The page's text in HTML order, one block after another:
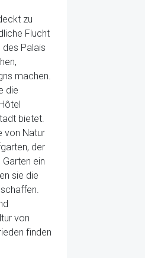
zu
Flucht
Palais
machen.
die
bietet.
von Natur
der
ein
sie die
von
finden